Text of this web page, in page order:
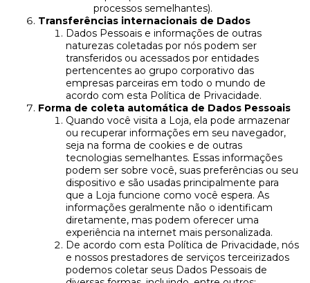
processos semelhantes).
Transferências internacionais de Dados
Dados Pessoais e informações de outras
naturezas coletadas por nós podem ser
transferidos ou acessados por entidades
pertencentes ao grupo corporativo das
empresas parceiras em todo o mundo de
acordo com esta Política de Privacidade.
Forma de coleta automática de Dados Pessoais
Quando você visita a Loja, ela pode armazenar
ou recuperar informações em seu navegador,
seja na forma de cookies e de outras
tecnologias semelhantes. Essas informações
podem ser sobre você, suas preferências ou seu
dispositivo e são usadas principalmente para
que a Loja funcione como você espera. As
informações geralmente não o identificam
diretamente, mas podem oferecer uma
experiência na internet mais personalizada.
De acordo com esta Política de Privacidade, nós
e nossos prestadores de serviços terceirizados
podemos coletar seus Dados Pessoais de